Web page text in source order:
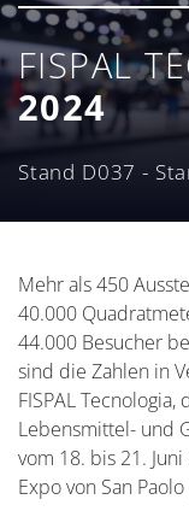
FISPAL
2024
Stand D037 -
Mehr als 450
40.000
44.000 Besucher
sind die Zahlen in
FISPAL
Lebensmittel- und
vom 18. bis 21.
Expo von San